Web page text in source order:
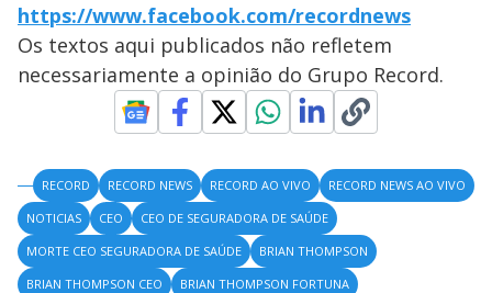
https://www.facebook.com/recordnews
Os textos aqui publicados não refletem
necessariamente a opinião do Grupo Record.
RECORD RECORD NEWS RECORD AO VIVO
RECORD NEWS AO VIVO
NOTICIAS
CEO
CEO DE SEGURADORA DE SAÚDE
MORTE CEO SEGURADORA DE SAÚDE
BRIAN THOMPSON
BRIAN THOMPSON CEO
BRIAN THOMPSON FORTUNA